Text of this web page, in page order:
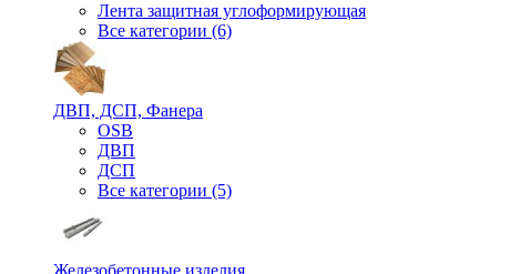
Лента защитная углоформирующая
Все категории (6)
ДВП, ДСП, Фанера
OSB
ДВП
ДСП
Все категории (5)
Железобетонные изделия